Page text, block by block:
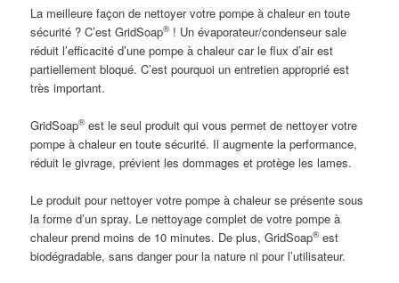
La meilleure façon de nettoyer votre pompe à chaleur en toute
sécurité ? C’est GridSoap®! Un évaporateur/condenseur sale
réduit l’efficacité d’une pompe à chaleur car le flux d’air est
partiellement bloqué. C’est pourquoi un entretien approprié est
très important.
GridSoap®est le seul produit qui vous permet de nettoyer votre
pompe à chaleur en toute sécurité. Il augmente la performance,
réduit le givrage, prévient les dommages et protège les lames.
Le produit pour nettoyer votre pompe à chaleur se présente sous
la forme d’un spray. Le nettoyage complet de votre pompe à
chaleur prend moins de 10 minutes. De plus, GridSoap®est
biodégradable, sans danger pour la nature ni pour l’utilisateur.